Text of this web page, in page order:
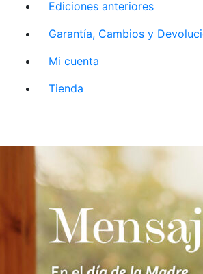
Ediciones anteriores
Garantía, Cambios y
Mi cuenta
Tienda